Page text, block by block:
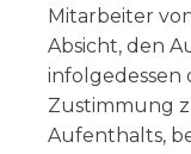
Mitarbeiter
Absicht, den
Zustimmung
Aufenthalts,